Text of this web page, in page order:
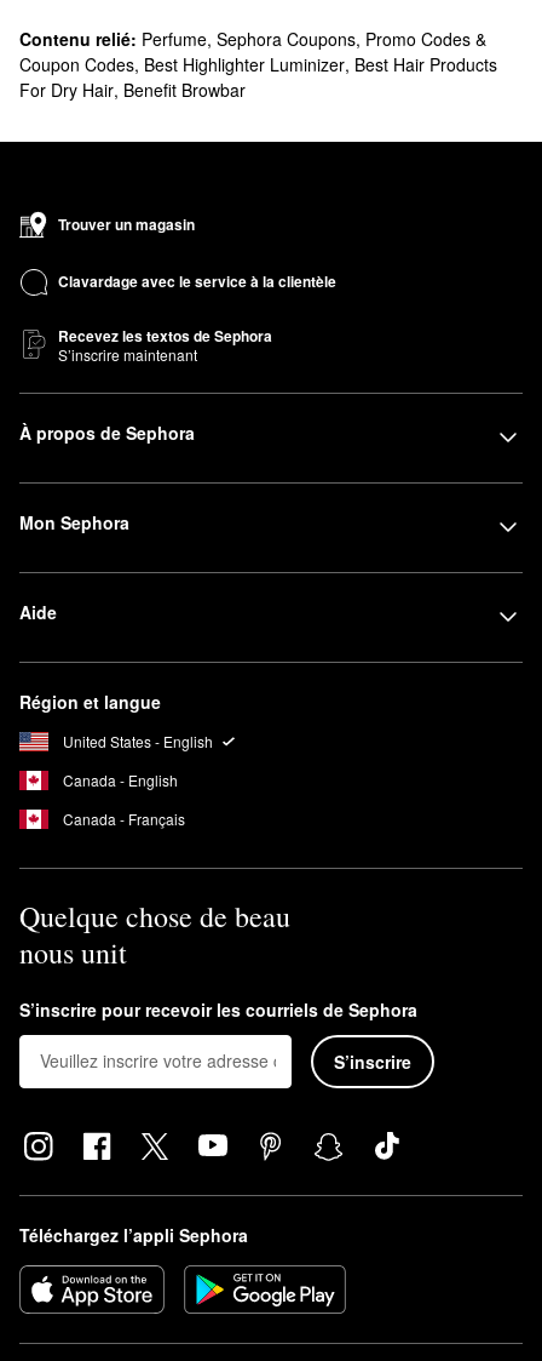
Contenu relié: Perfume, Sephora Coupons, Promo Codes &
Coupon Codes, Best Highlighter Luminizer, Best Hair Products
For Dry Hair, Benefit Browbar
Trouver un magasin
Clavardage avec le service à la clientèle
Recevez les textos de Sephora
S’inscrire maintenant
À propos de Sephora
Mon Sephora
Aide
Région et langue
United States - English
Canada - English
Canada - Français
Quelque chose de beau
nous unit
S’inscrire pour recevoir les courriels de Sephora
S’inscrire
Téléchargez l’appli Sephora